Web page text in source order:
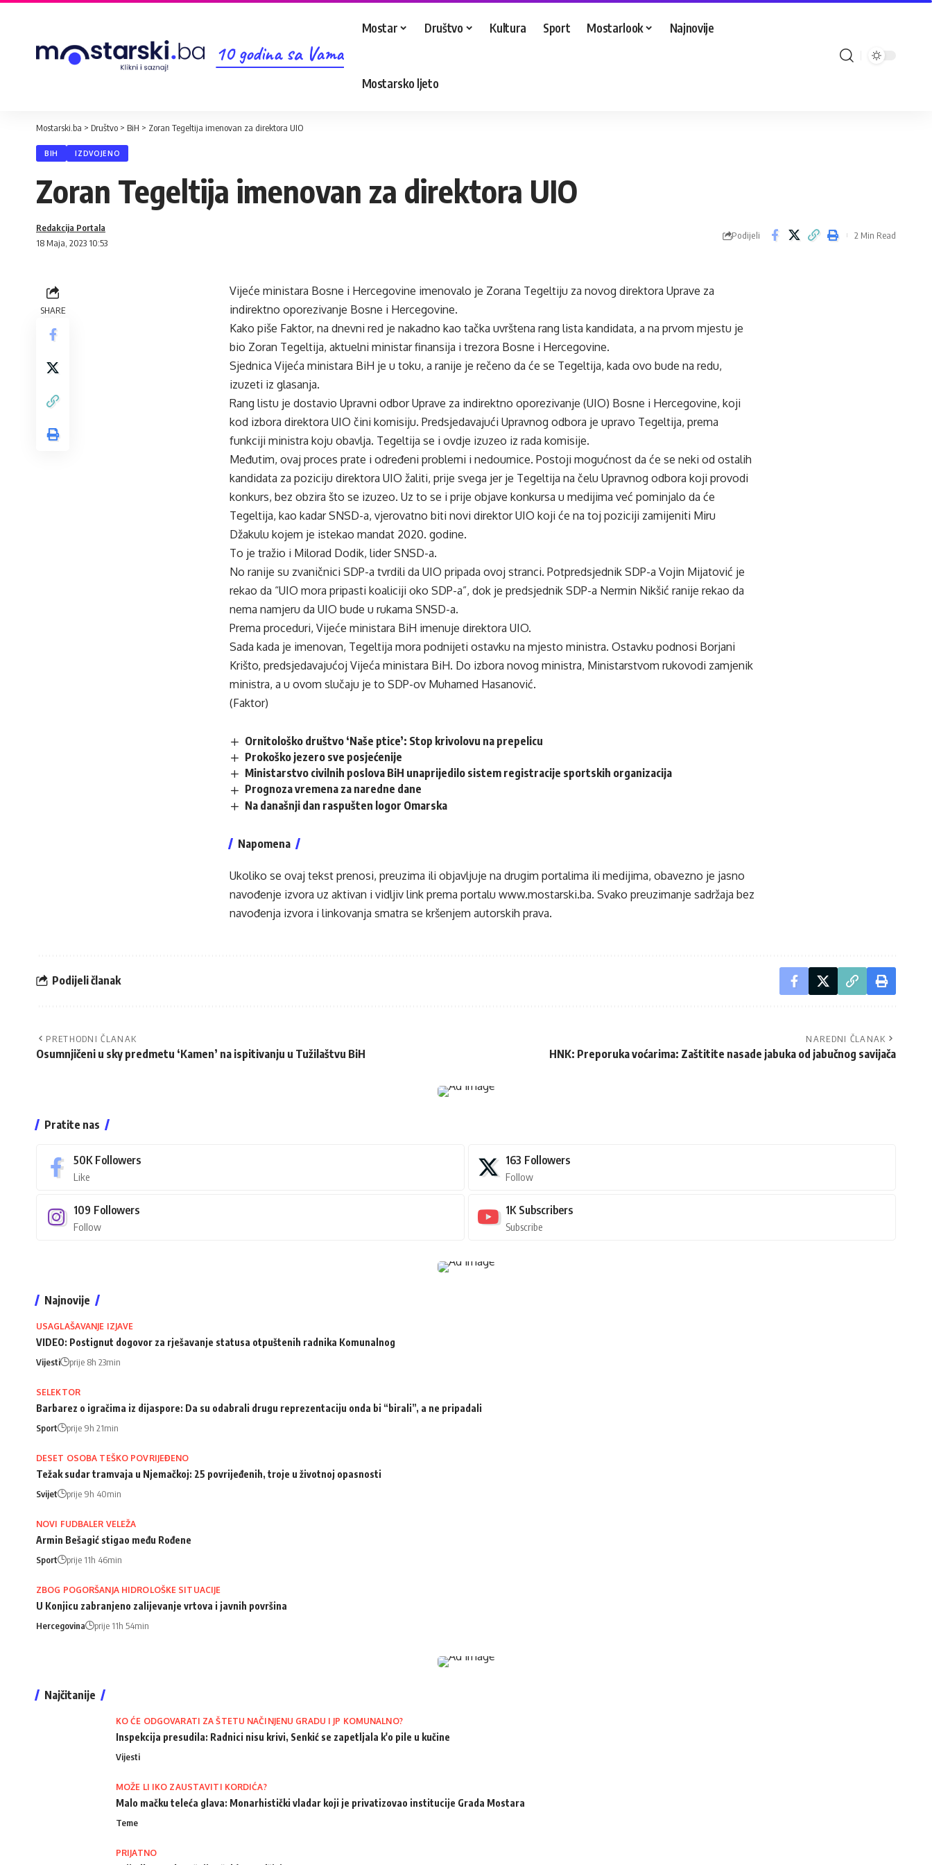
10 godina sa Vama
Mostar Društvo Kultura Sport Mostarlook Najnovije
Mostarsko ljeto
Mostarski.ba > Društvo > BiH > Zoran Tegeltija imenovan za direktora UIO
BIH IZDVOJENO
Zoran Tegeltija imenovan za direktora UIO
18 Maja, 2023 10:53
Redakcija Portala
Podijeli 2 Min Read
SHARE
Vijeće ministara Bosne i Hercegovine imenovalo je Zorana Tegeltiju za novog direktora Uprave za
indirektno oporezivanje Bosne i Hercegovine.
Kako piše Faktor, na dnevni red je nakadno kao tačka uvrštena rang lista kandidata, a na prvom mjestu je
bio Zoran Tegeltija, aktuelni ministar finansija i trezora Bosne i Hercegovine.
Sjednica Vijeća ministara BiH je u toku, a ranije je rečeno da će se Tegeltija, kada ovo bude na redu,
izuzeti iz glasanja.
Rang listu je dostavio Upravni odbor Uprave za indirektno oporezivanje (UIO) Bosne i Hercegovine, koji
kod izbora direktora UIO čini komisiju. Predsjedavajući Upravnog odbora je upravo Tegeltija, prema
funkciji ministra koju obavlja. Tegeltija se i ovdje izuzeo iz rada komisije.
Međutim, ovaj proces prate i određeni problemi i nedoumice. Postoji mogućnost da će se neki od ostalih
kandidata za poziciju direktora UIO žaliti, prije svega jer je Tegeltija na čelu Upravnog odbora koji provodi
konkurs, bez obzira što se izuzeo. Uz to se i prije objave konkursa u medijima već pominjalo da će
Tegeltija, kao kadar SNSD-a, vjerovatno biti novi direktor UIO koji će na toj poziciji zamijeniti Miru
Džakulu kojem je istekao mandat 2020. godine.
To je tražio i Milorad Dodik, lider SNSD-a.
No ranije su zvaničnici SDP-a tvrdili da UIO pripada ovoj stranci. Potpredsjednik SDP-a Vojin Mijatović je
rekao da “UIO mora pripasti koaliciji oko SDP-a”, dok je predsjednik SDP-a Nermin Nikšić ranije rekao da
nema namjeru da UIO bude u rukama SNSD-a.
Prema proceduri, Vijeće ministara BiH imenuje direktora UIO.
Sada kada je imenovan, Tegeltija mora podnijeti ostavku na mjesto ministra. Ostavku podnosi Borjani
Krišto, predsjedavajućoj Vijeća ministara BiH. Do izbora novog ministra, Ministarstvom rukovodi zamjenik
ministra, a u ovom slučaju je to SDP-ov Muhamed Hasanović.
(Faktor)
Ornitološko društvo ‘Naše ptice’: Stop krivolovu na prepelicu
Prokoško jezero sve posjećenije
Ministarstvo civilnih poslova BiH unaprijedilo sistem registracije sportskih organizacija
Prognoza vremena za naredne dane
Na današnji dan raspušten logor Omarska
Napomena
Ukoliko se ovaj tekst prenosi, preuzima ili objavljuje na drugim portalima ili medijima, obavezno je jasno
navođenje izvora uz aktivan i vidljiv link prema portalu www.mostarski.ba. Svako preuzimanje sadržaja bez
navođenja izvora i linkovanja smatra se kršenjem autorskih prava.
Podijeli članak
PRETHODNI ČLANAK
Osumnjičeni u sky predmetu ‘Kamen’ na ispitivanju u Tužilaštvu BiH
NAREDNI ČLANAK
HNK: Preporuka voćarima: Zaštitite nasade jabuka od jabučnog savijača
Pratite nas
50K Followers
Like
163 Followers
Follow
109 Followers
Follow
1K Subscribers
Subscribe
Najnovije
USAGLAŠAVANJE IZJAVE
VIDEO: Postignut dogovor za rješavanje statusa otpuštenih radnika Komunalnog
Vijesti prije 8h 23min
SELEKTOR
Barbarez o igračima iz dijaspore: Da su odabrali drugu reprezentaciju onda bi “birali”, a ne pripadali
Sport prije 9h 21min
DESET OSOBA TEŠKO POVRIJEĐENO
Težak sudar tramvaja u Njemačkoj: 25 povrijeđenih, troje u životnoj opasnosti
Svijet prije 9h 40min
NOVI FUDBALER VELEŽA
Armin Bešagić stigao među Rođene
Sport prije 11h 46min
ZBOG POGORŠANJA HIDROLOŠKE SITUACIJE
U Konjicu zabranjeno zalijevanje vrtova i javnih površina
Hercegovina prije 11h 54min
Najčitanije
KO ĆE ODGOVARATI ZA ŠTETU NAČINJENU GRADU I JP KOMUNALNO?
Inspekcija presudila: Radnici nisu krivi, Senkić se zapetljala k'o pile u kučine
Vijesti
MOŽE LI IKO ZAUSTAVITI KORDIĆA?
Malo mačku teleća glava: Monarhistički vladar koji je privatizovao institucije Grada Mostara
Teme
PRIJATNO